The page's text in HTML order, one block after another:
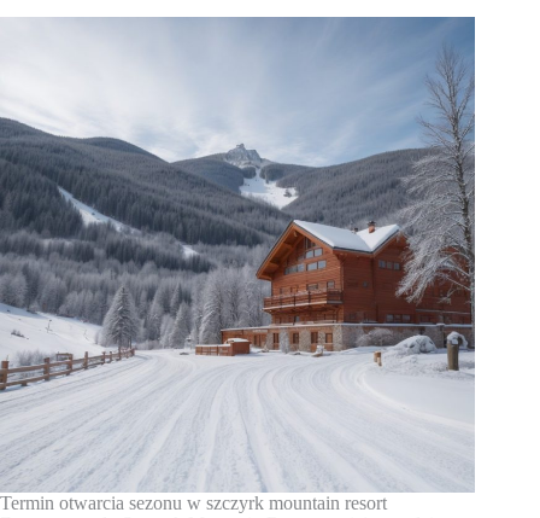
Termin otwarcia sezonu w szczyrk mountain resort